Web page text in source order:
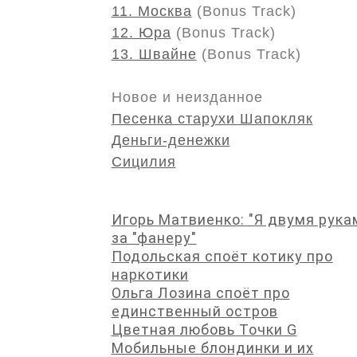
11. Москва (Bonus Track)
12. Юра (Bonus Track)
13. Швайне (Bonus Track)
Новое и неизданное
Песенка старухи Шапокляк
Деньги-денежки
Сицилия
Игорь Матвиенко: "Я двумя
за "фанеру"
Подольская споёт котику про
наркотики
Ольга Лозина споёт про
единственный остров
Цветная любовь Точки G
Мобильные блондинки и их